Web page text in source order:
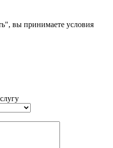
вы принимаете условия